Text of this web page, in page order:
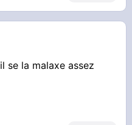
il se la malaxe assez